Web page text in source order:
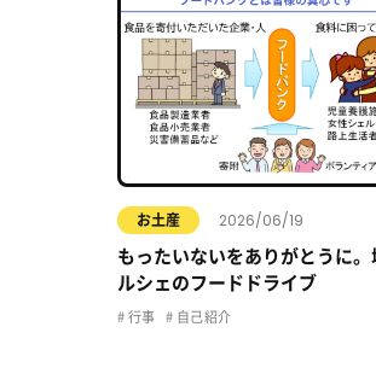
お土産 2026/06/19
もったいないをありがとうに。
ルシェのフードドライブ
行事 自己紹介